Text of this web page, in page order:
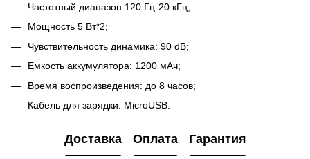
Частотный диапазон 120 Гц-20 кГц;
Мощность 5 Вт*2;
Чувствительность динамика: 90 dB;
Емкость аккумулятора: 1200 мАч;
Время воспроизведения: до 8 часов;
Кабель для зарядки: MicroUSB.
Доставка Оплата Гарантия